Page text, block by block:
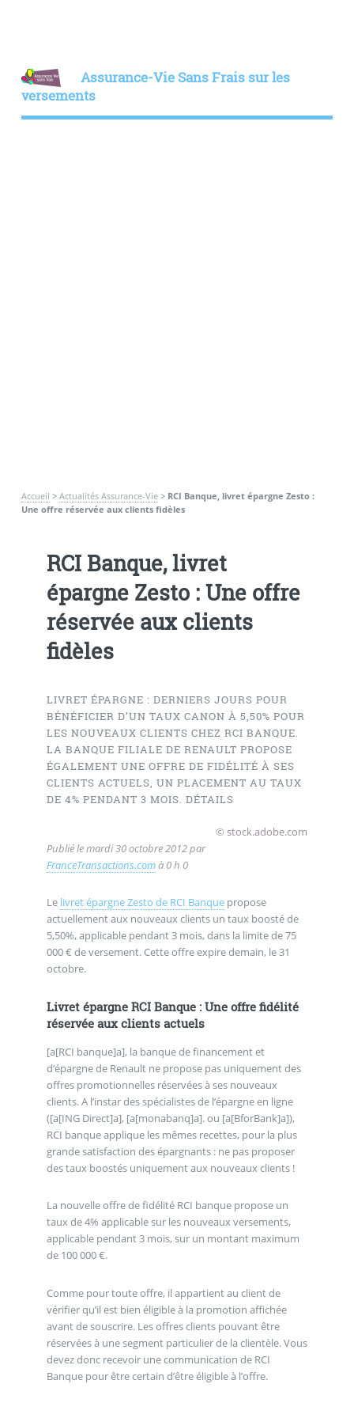
Assurance-Vie Sans Frais sur les
versements
Accueil > Actualités Assurance-Vie> RCI Banque, livret épargne Zesto :
Une offre réservée aux clients fidèles
RCI Banque, livret
épargne Zesto : Une offre
réservée aux clients
fidèles
LIVRET ÉPARGNE : DERNIERS JOURS POUR
BÉNÉFICIER D’UN TAUX CANON À 5,50% POUR
LES NOUVEAUX CLIENTS CHEZ RCI BANQUE.
LA BANQUE FILIALE DE RENAULT PROPOSE
ÉGALEMENT UNE OFFRE DE FIDÉLITÉ À SES
CLIENTS ACTUELS, UN PLACEMENT AU TAUX
DE 4% PENDANT 3 MOIS. DÉTAILS
© stock.adobe.com
Publié lemardi 30 octobre 2012par
FranceTransactions.comà 0 h 0
Le livret épargne Zesto de RCI Banquepropose
actuellement aux nouveaux clients un taux boosté de
5,50%, applicable pendant 3 mois, dans la limite de 75
000 € de versement. Cette offre expire demain, le 31
octobre.
Livret épargne RCI Banque : Une offre fidélité
réservée aux clients actuels
[a[RCI banque]a], la banque de financement et
d’épargne de Renault ne propose pas uniquement des
offres promotionnelles réservées à ses nouveaux
clients. A l’instar des spécialistes de l’épargne en ligne
([a[ING Direct]a], [a[monabanq]a]. ou [a[BforBank]a]),
RCI banque applique les mêmes recettes, pour la plus
grande satisfaction des épargnants : ne pas proposer
des taux boostés uniquement aux nouveaux clients !
La nouvelle offre de fidélité RCI banque propose un
taux de 4% applicable sur les nouveaux versements,
applicable pendant 3 mois, sur un montant maximum
de 100 000 €.
Comme pour toute offre, il appartient au client de
vérifier qu’il est bien éligible à la promotion affichée
avant de souscrire. Les offres clients pouvant être
réservées à une segment particulier de la clientèle. Vous
devez donc recevoir une communication de RCI
Banque pour être certain d’être éligible à l’offre.